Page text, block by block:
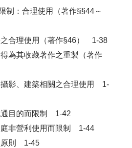
制：合理使用（著作§§44～
之合理使用（著作§46） 1-38
為其收藏著作之重製（著作
影、建築相關之合理使用 1-
通目的而限制 1-42
庭非營利使用而限制 1-44
原則 1-45